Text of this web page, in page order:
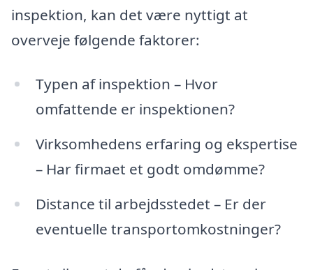
inspektion, kan det være nyttigt at
overveje følgende faktorer:
Typen af inspektion – Hvor
omfattende er inspektionen?
Virksomhedens erfaring og ekspertise
– Har firmaet et godt omdømme?
Distance til arbejdsstedet – Er der
eventuelle transportomkostninger?